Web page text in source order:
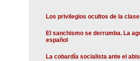
Los privilegios ocultos de la
El sanchismo se derrumba. La
español
La cobardía socialista ante el